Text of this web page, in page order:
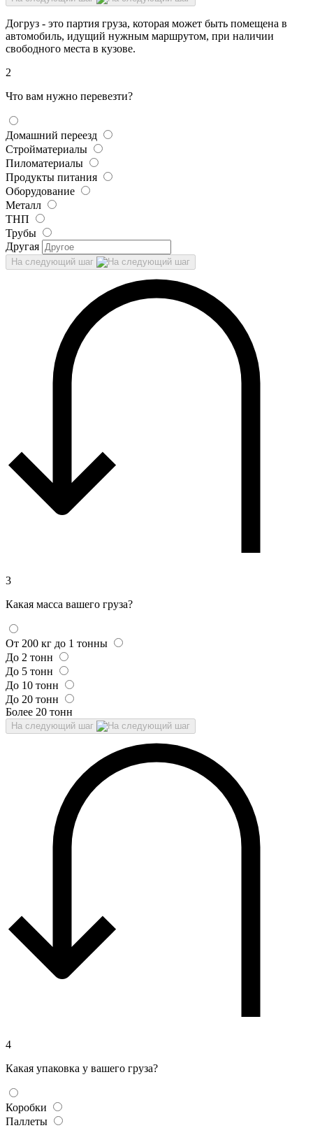
Догруз - это партия груза, которая может быть помещена в
автомобиль, идущий нужным маршрутом, при наличии
свободного места в кузове.
2
Что вам нужно перевезти?
Домашний переезд
Стройматериалы
Пиломатериалы
Продукты питания
Оборудование
Металл
ТНП
Трубы
Другая
На следующий шаг
3
Какая масса вашего груза?
От 200 кг до 1 тонны
До 2 тонн
До 5 тонн
До 10 тонн
До 20 тонн
Более 20 тонн
На следующий шаг
4
Какая упаковка у вашего груза?
Коробки
Паллеты